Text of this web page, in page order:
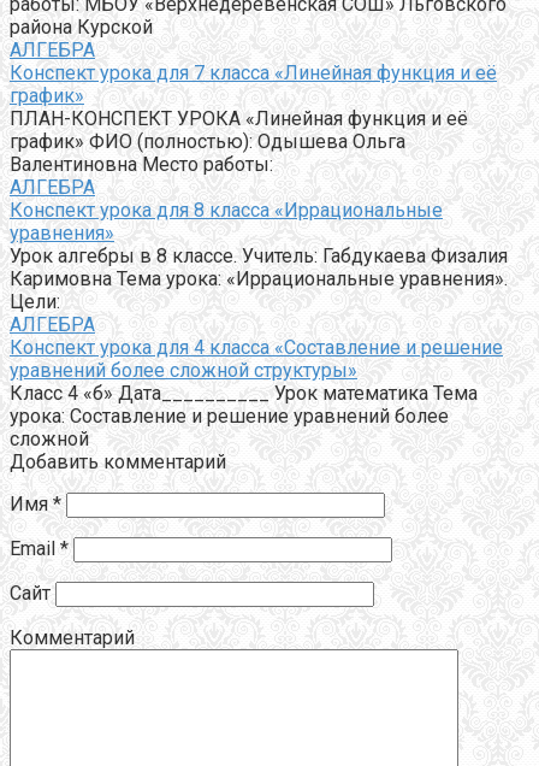
района Курской
АЛГЕБРА
Конспект урока для 7 класса «Линейная функция и её
график»
ПЛАН-КОНСПЕКТ УРОКА «Линейная функция и её
график» ФИО (полностью): Одышева Ольга
Валентиновна Место работы:
АЛГЕБРА
Конспект урока для 8 класса «Иррациональные
уравнения»
Урок алгебры в 8 классе. Учитель: Габдукаева Физалия
Каримовна Тема урока: «Иррациональные уравнения».
Цели:
АЛГЕБРА
Конспект урока для 4 класса «Составление и решение
уравнений более сложной структуры»
Класс 4 «б» Дата__________ Урок математика Тема
урока: Составление и решение уравнений более
сложной
Добавить комментарий
Имя *
Email *
Сайт
Комментарий